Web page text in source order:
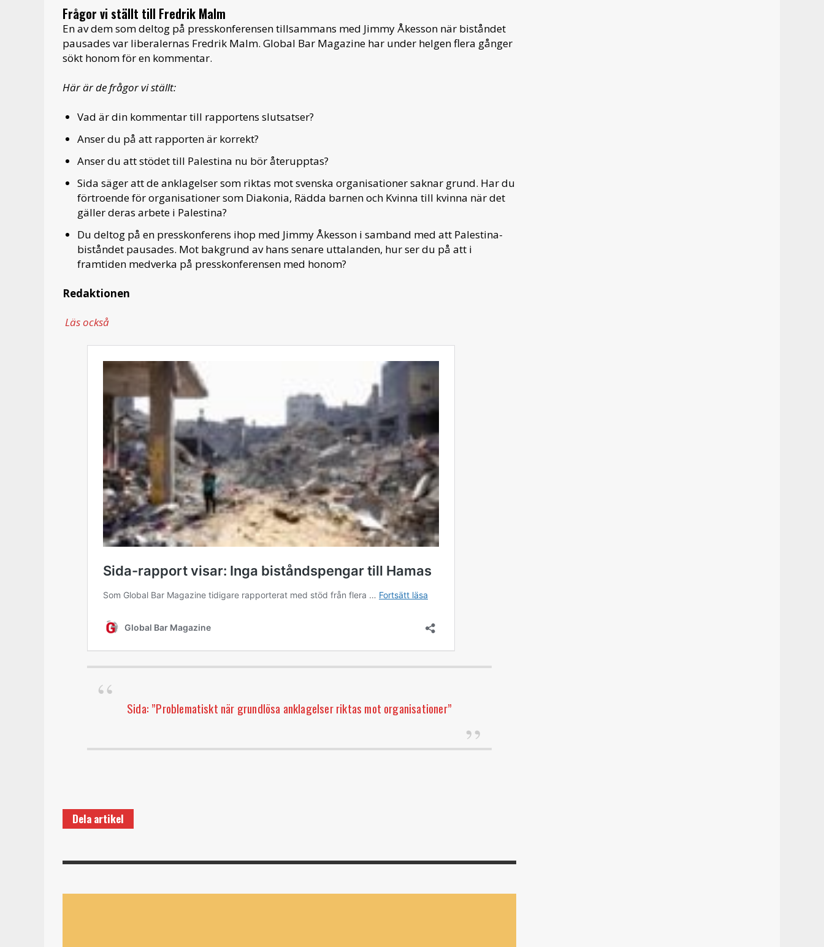
Frågor vi ställt till Fredrik Malm
En av dem som deltog på presskonferensen tillsammans med Jimmy Åkesson när biståndet
pausades var liberalernas Fredrik Malm. Global Bar Magazine har under helgen flera gånger
sökt honom för en kommentar.
Här är de frågor vi ställt:
Vad är din kommentar till rapportens slutsatser?
Anser du på att rapporten är korrekt?
Anser du att stödet till Palestina nu bör återupptas?
Sida säger att de anklagelser som riktas mot svenska organisationer saknar grund. Har du
förtroende för organisationer som Diakonia, Rädda barnen och Kvinna till kvinna när det
gäller deras arbete i Palestina?
Du deltog på en presskonferens ihop med Jimmy Åkesson i samband med att Palestina-
biståndet pausades. Mot bakgrund av hans senare uttalanden, hur ser du på att i
framtiden medverka på presskonferensen med honom?
Redaktionen
Läs också
Sida: ”Problematiskt när grundlösa anklagelser riktas mot organisationer”
Dela artikel